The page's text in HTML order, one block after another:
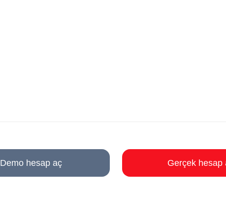
Demo hesap aç Gerçek hesap